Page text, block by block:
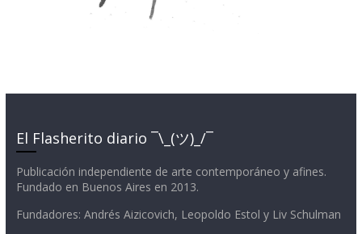
El Flasherito diario ¯\_(ツ)_/¯
Publicación independiente de arte contemporáneo y afines.
Fundado en Buenos Aires en 2013.
Fundadores: Andrés Aizicovich, Leopoldo Estol y Liv Schulman